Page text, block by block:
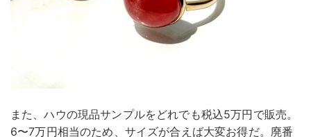
また、ハウの現品サンプルをどれでも税込5万円で販売。
6〜7万円相当のため、サイズが合えば大変お得だ。廃番